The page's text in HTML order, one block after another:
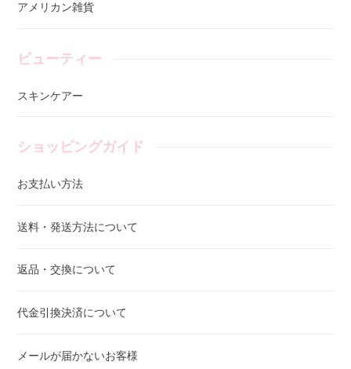
アメリカン雑貨
ビューティー
スキンケアー
ショッピングガイド
お支払い方法
送料・発送方法について
返品・交換について
代金引換決済について
メールが届かないお客様